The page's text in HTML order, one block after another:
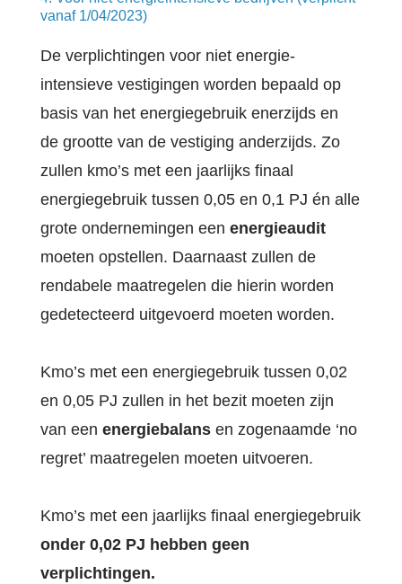
vanaf 1/04/2023)
De verplichtingen voor niet energie-
intensieve vestigingen worden bepaald op
basis van het energiegebruik enerzijds en
de grootte van de vestiging anderzijds. Zo
zullen kmo’s met een jaarlijks finaal
energiegebruik tussen 0,05 en 0,1 PJ én alle
grote ondernemingen een energieaudit
moeten opstellen. Daarnaast zullen de
rendabele maatregelen die hierin worden
gedetecteerd uitgevoerd moeten worden.
Kmo’s met een energiegebruik tussen 0,02
en 0,05 PJ zullen in het bezit moeten zijn
van een energiebalansen zogenaamde ‘no
regret’ maatregelen moeten uitvoeren.
Kmo’s met een jaarlijks finaal energiegebruik
onder 0,02 PJ hebben geen
verplichtingen.